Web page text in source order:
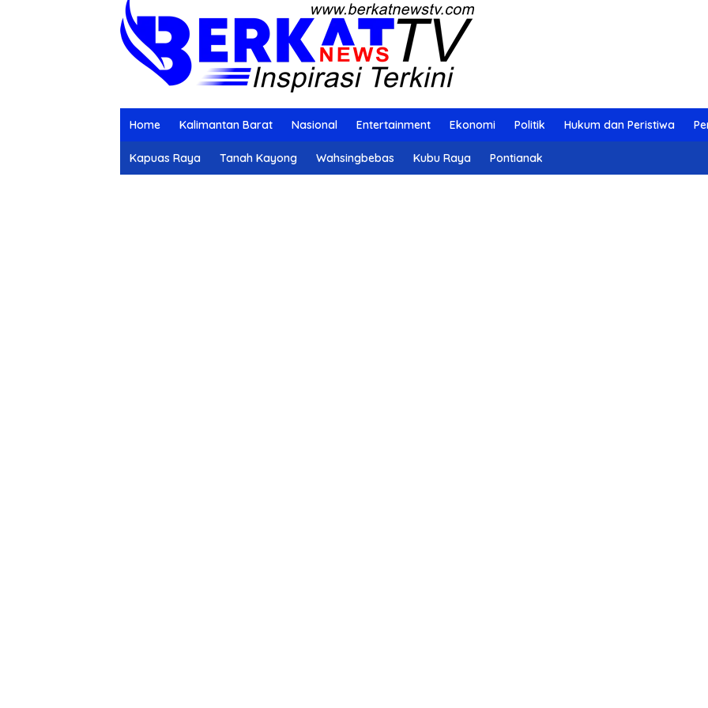
Home Kalimantan Barat Nasional Entertainment Ekonomi Politik Hukum dan Peristiwa
Kapuas Raya Tanah Kayong Wahsingbebas Kubu Raya Pontianak